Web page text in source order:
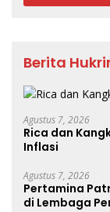
Berita
Agustus 7, 2026
Rica dan
Inflasi
Agustus 7, 2026
Pertamina
di Lembaga